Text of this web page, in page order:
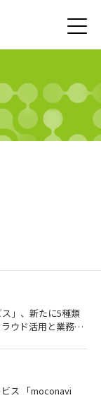
ス」、新たに5種類
ウド活用と業務効
ス 「moconavi